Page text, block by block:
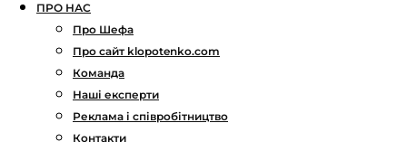
ПРО НАС
Про Шефа
Про сайт klopotenko.com
Команда
Наші експерти
Реклама і співробітництво
Контакти